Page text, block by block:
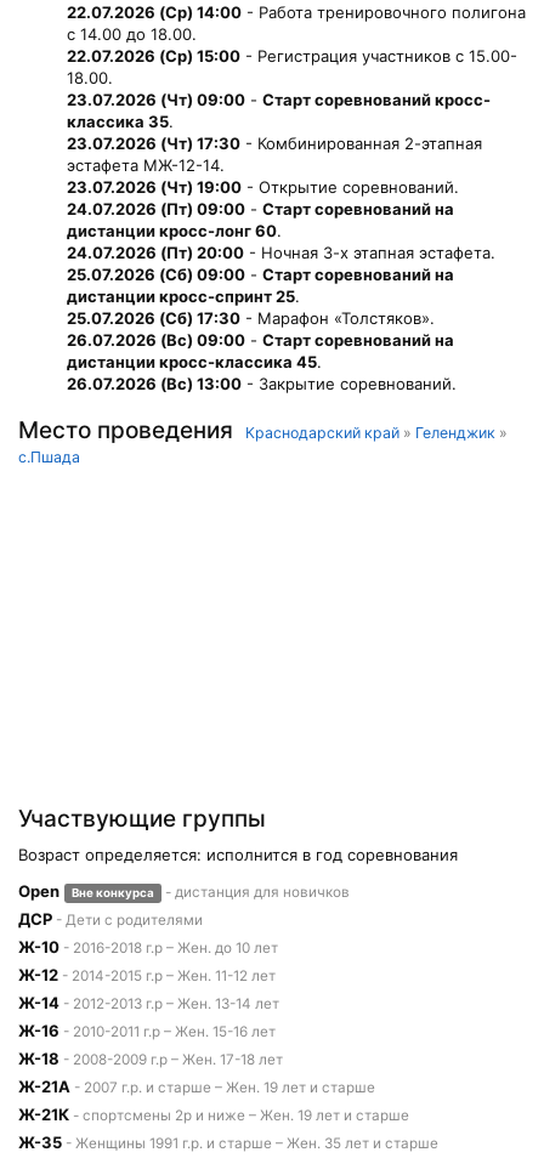
22.07.2026 (Ср) 14:00 - Работа тренировочного полигона
с 14.00 до 18.00.
22.07.2026 (Ср) 15:00 - Регистрация участников с 15.00-
18.00.
23.07.2026 (Чт) 09:00 - Старт соревнований кросс-
классика 35.
23.07.2026 (Чт) 17:30 - Комбинированная 2-этапная
эстафета МЖ-12-14.
23.07.2026 (Чт) 19:00 - Открытие соревнований.
24.07.2026 (Пт) 09:00 - Старт соревнований на
дистанции кросс-лонг 60.
24.07.2026 (Пт) 20:00 - Ночная 3-х этапная эстафета.
25.07.2026 (Сб) 09:00 - Старт соревнований на
дистанции кросс-спринт 25.
25.07.2026 (Сб) 17:30 - Марафон «Толстяков».
26.07.2026 (Вс) 09:00 - Старт соревнований на
дистанции кросс-классика 45.
26.07.2026 (Вс) 13:00 - Закрытие соревнований.
Место проведения Краснодарский край » Геленджик »
с.Пшада
Участвующие группы
Возраст определяется: исполнится в год соревнования
Open
Вне конкурса - дистанция для новичков
ДСР - Дети с родителями
Ж-10 - 2016-2018 г.р – Жен. до 10 лет
Ж-12 - 2014-2015 г.р – Жен. 11-12 лет
Ж-14 - 2012-2013 г.р – Жен. 13-14 лет
Ж-16 - 2010-2011 г.р – Жен. 15-16 лет
Ж-18 - 2008-2009 г.р – Жен. 17-18 лет
Ж-21А - 2007 г.р. и старше – Жен. 19 лет и старше
Ж-21К - спортсмены 2р и ниже – Жен. 19 лет и старше
Ж-35 - Женщины 1991 г.р. и старше – Жен. 35 лет и старше